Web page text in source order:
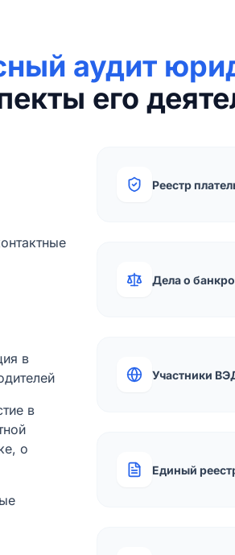
аудит
его
в
в
о
Реестр
Дела о
Участники
Единый